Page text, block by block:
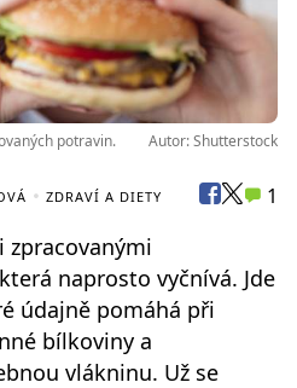
potravin. Autor: Shutterstock
ZDRAVÍ A DIETY 1
zpracovanými
naprosto vyčnívá. Jde
údajně pomáhá při
bílkoviny a
vlákninu. Už se